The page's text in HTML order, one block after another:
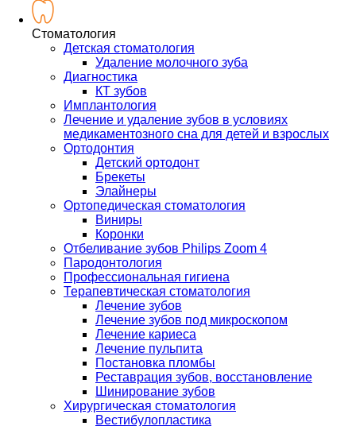
Стоматология
Детская стоматология
Удаление молочного зуба
Диагностика
КТ зубов
Имплантология
Лечение и удаление зубов в условиях
медикаментозного сна для детей и взрослых
Ортодонтия
Детский ортодонт
Брекеты
Элайнеры
Ортопедическая стоматология
Виниры
Коронки
Отбеливание зубов Philips Zoom 4
Пародонтология
Профессиональная гигиена
Терапевтическая стоматология
Лечение зубов
Лечение зубов под микроскопом
Лечение кариеса
Лечение пульпита
Постановка пломбы
Реставрация зубов, восстановление
Шинирование зубов
Хирургическая стоматология
Вестибулопластика